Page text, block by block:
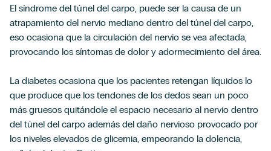
El síndrome del túnel del carpo, puede ser la causa de un
atrapamiento del nervio mediano dentro del túnel del carpo,
eso ocasiona que la circulación del nervio se vea afectada,
provocando los síntomas de dolor y adormecimiento del área.
La diabetes ocasiona que los pacientes retengan líquidos lo
que produce que los tendones de los dedos sean un poco
más gruesos quitándole el espacio necesario al nervio dentro
del túnel del carpo además del daño nervioso provocado por
los niveles elevados de glicemia, empeorando la dolencia,